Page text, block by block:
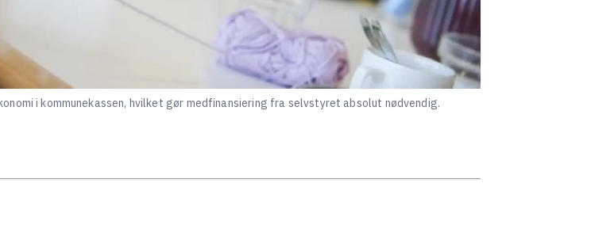
i kommunekassen, hvilket gør medfinansiering fra selvstyret absolut nødvendig.